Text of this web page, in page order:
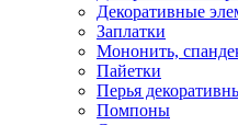
Декоративные
Заплатки
Мононить,
Пайетки
Перья
Помпоны